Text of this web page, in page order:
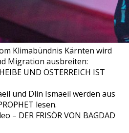
Klimabündnis Kärnten wird
Migration ausbreiten:
UND ÖSTERREICH IST
und Dlin Ismaeil werden aus
lesen.
– DER FRISÖR VON BAGDAD